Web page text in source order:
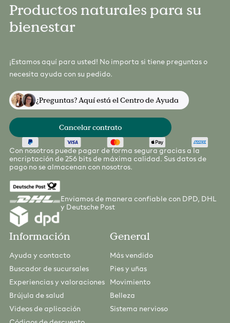
Productos naturales para su
bienestar
¡Estamos aquí para usted! No importa si tiene preguntas o
necesita ayuda con su pedido.
¿Preguntas? Aquí está el Centro de Ayuda
Cancelar contrato
Con nosotros puede pagar de forma segura gracias a la
encriptación de 256 bits de máxima calidad. Sus datos de
pago no se almacenan con nosotros.
Enviamos de manera confiable con DPD, DHL
y Deutsche Post
Información
Ayuda y contacto
Buscador de sucursales
Experiencias y valoraciones
Brújula de salud
Videos de aplicación
General
Más vendido
Pies y uñas
Movimiento
Belleza
Sistema nervioso